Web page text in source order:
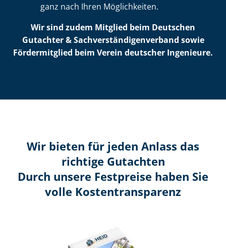
ganz nach Ihren Möglichkeiten.
Wir sind zudem Mitglied beim Deutschen
Gutachter & Sach­ver­stän­di­gen­ver­band sowie
Fördermitglied beim Verein deutscher Ingenieure.
Wir bieten für jeden Anlass das
richtige Gutachten
Durch unsere Festpreise haben Sie
volle Kosten­transparenz